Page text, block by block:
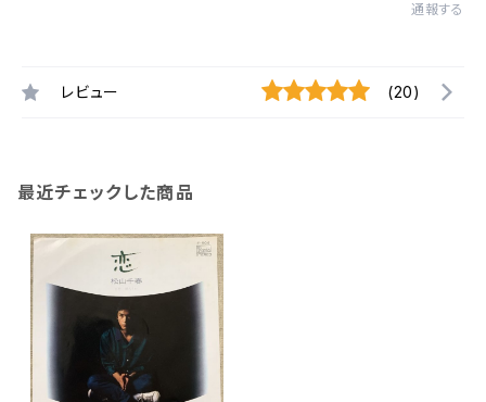
通報する
レビュー (20)
最近チェックした商品